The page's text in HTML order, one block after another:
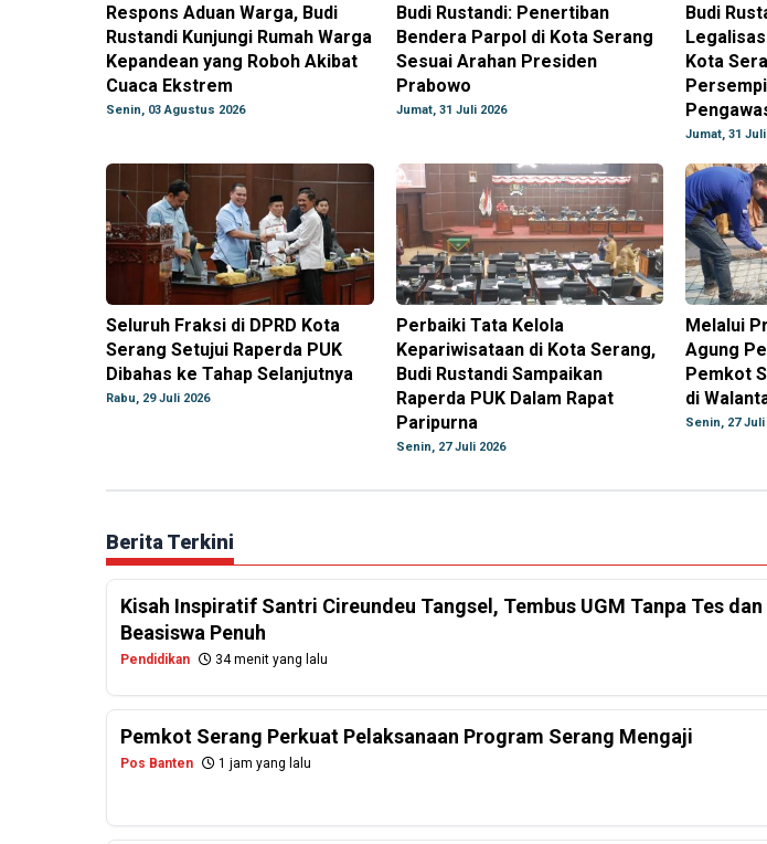
Respons Aduan Warga, Budi
Rustandi Kunjungi Rumah Warga
Kepandean yang Roboh Akibat
Cuaca Ekstrem
Senin, 03 Agustus 2026
Budi Rustandi: Penertiban
Bendera Parpol di Kota Serang
Sesuai Arahan Presiden
Prabowo
Jumat, 31 Juli 2026
Budi
Kota
Jumat, 31 Juli
Seluruh Fraksi di DPRD Kota
Serang Setujui Raperda PUK
Dibahas ke Tahap Selanjutnya
Rabu, 29 Juli 2026
Perbaiki Tata Kelola
Kepariwisataan di Kota Serang,
Budi Rustandi Sampaikan
Raperda PUK Dalam Rapat
Paripurna
Senin, 27 Juli 2026
Melalui
Agung
Pemkot
di
Senin, 27 Juli
Berita Terkini
Kisah Inspiratif Santri Cireundeu Tangsel, Tembus UGM Tanpa Tes dan
Beasiswa Penuh
Pendidikan 34 menit yang lalu
Pemkot Serang Perkuat Pelaksanaan Program Serang Mengaji
Pos Banten 1 jam yang lalu